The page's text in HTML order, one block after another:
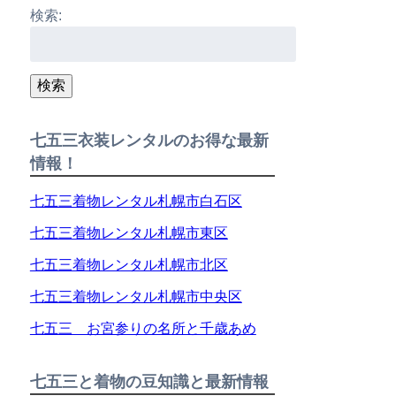
検索:
検索
七五三衣装レンタルのお得な最新
情報！
七五三着物レンタル札幌市白石区
七五三着物レンタル札幌市東区
七五三着物レンタル札幌市北区
七五三着物レンタル札幌市中央区
七五三 お宮参りの名所と千歳あめ
七五三と着物の豆知識と最新情報